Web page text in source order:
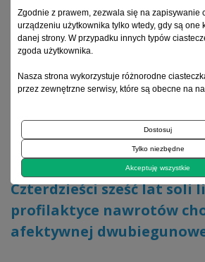
Czterdzieści sześć lat soli litu w
nawrotów choroby afektywnej
Archiwum 1995–2023
2009, tom 25, zeszyt 3-4
Artykuł poglądowy
Czterdzieści sześć lat soli
profilaktyce nawrotów
afektywnej
Zgodnie z prawem, zezwala się na zapisywanie
urządzeniu użytkownika tylko wtedy, gdy są one
danej strony. W przypadku innych typów
zgoda użytkownika.
Nasza strona wykorzystuje różnorodne
przez zewnętrzne serwisy, które są obecne na
Dostosuj
Tylko niezbędne
Akceptuję wszystkie